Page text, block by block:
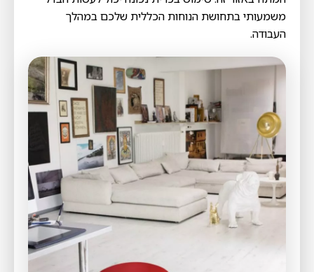
משמעותי בתחושת הנוחות הכללית שלכם במהלך
העבודה.